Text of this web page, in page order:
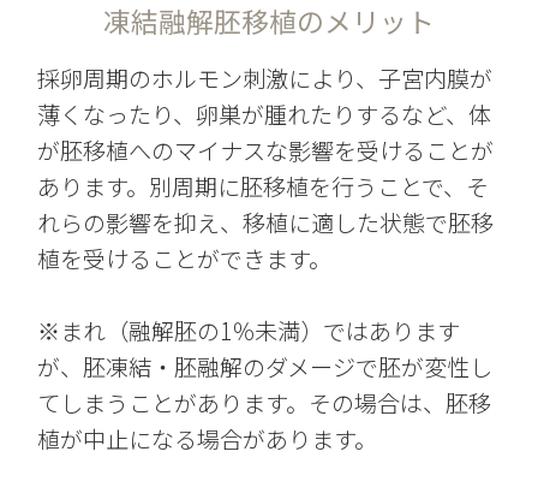
凍結融解胚移植のメリット
採卵周期のホルモン刺激により、子宮内膜が
薄くなったり、卵巣が腫れたりするなど、体
が胚移植へのマイナスな影響を受けることが
あります。別周期に胚移植を行うことで、そ
れらの影響を抑え、移植に適した状態で胚移
植を受けることができます。
※まれ（融解胚の1％未満）ではあります
が、胚凍結・胚融解のダメージで胚が変性し
てしまうことがあります。その場合は、胚移
植が中止になる場合があります。